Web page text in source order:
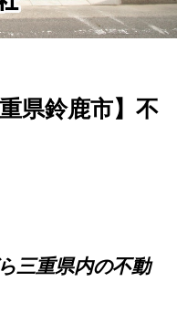
県鈴鹿市】不
三重県内の不動